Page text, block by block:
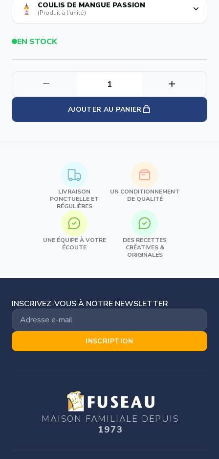
COULIS DE MANGUE PASSION
(Produit à l'unité)
EN STOCK
AJOUTER AU PANIER
LIVRAISON
PONCTUELLE ET
RÉGULIÈRES
UN CONDITIONNEMENT
DE QUALITÉ
UNE ÉQUIPE À VOTRE
ÉCOUTE
DES RECETTES
CRÉATIVES &
ORIGINALES
INSCRIVEZ-VOUS À NOTRE NEWSLETTER
INSCRIPTION
MAISON FAMILIALE DEPUIS
1973